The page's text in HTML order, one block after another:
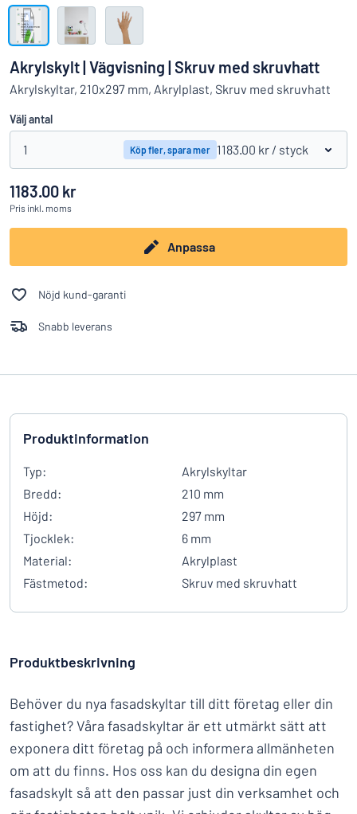
Hittar du inte det du söker? Börja designa din skylt
Visa alla kategorier
Logga
in
Kundservice
Privatperson Företag
Akrylskylt | Vägvisning | Skruv med skruvhatt
Akrylskyltar, 210x297 mm, Akrylplast, Skruv med skruvhatt
Välj antal
1 Köp fler, spara mer 1183.00 kr / styck
1183.00 kr
Pris inkl. moms
Anpassa
Nöjd kund-garanti
Snabb leverans
Produktinformation
Typ:
Akrylskyltar
Bredd:
210 mm
Höjd:
297 mm
Tjocklek:
6 mm
Material:
Akrylplast
Fästmetod:
Skruv med skruvhatt
Produktbeskrivning
Behöver du nya fasadskyltar till ditt företag eller din
fastighet? Våra fasadskyltar är ett utmärkt sätt att
exponera ditt företag på och informera allmänheten
om att du finns. Hos oss kan du designa din egen
fasadskylt så att den passar just din verksamhet och